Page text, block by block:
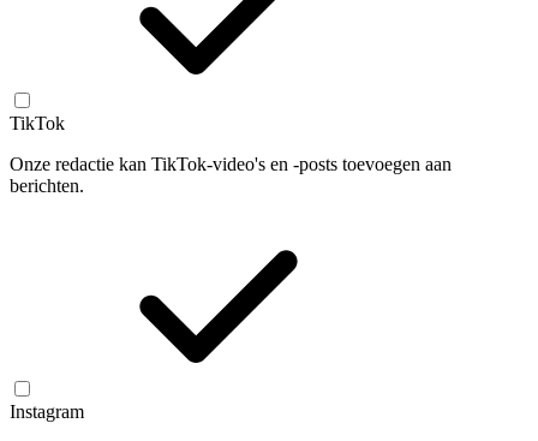
TikTok
Onze redactie kan TikTok-video's en -posts toevoegen aan
berichten.
Instagram